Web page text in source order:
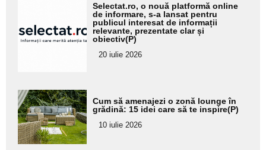
pentru
subtitlu
Selectat.ro, o nouă platformă online
de informare, s-a lansat pentru
publicul interesat de informații
relevante, prezentate clar și
obiectiv(P)
20 iulie 2026
Adaugă
aici textul
pentru
subtitlu
Cum să amenajezi o zonă lounge în
grădină: 15 idei care să te inspire(P)
10 iulie 2026